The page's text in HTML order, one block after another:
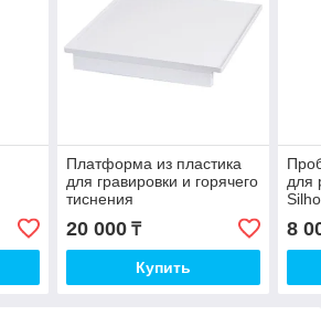
Платформа из пластика
для гравировки и горячего
тиснения
20 000₸
Купить
для
8